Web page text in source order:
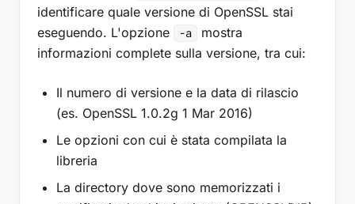
identificare quale versione di OpenSSL stai
eseguendo. L'opzione
-a
mostra
informazioni complete sulla versione, tra cui:
Il numero di versione e la data di rilascio
(es. OpenSSL 1.0.2g 1 Mar 2016)
Le opzioni con cui è stata compilata la
libreria
La directory dove sono memorizzati i